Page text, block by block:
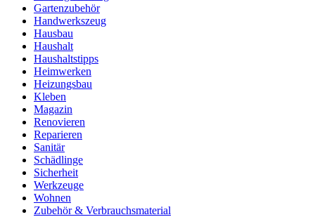
Gartenzubehör
Handwerkszeug
Hausbau
Haushalt
Haushaltstipps
Heimwerken
Heizungsbau
Kleben
Magazin
Renovieren
Reparieren
Sanitär
Schädlinge
Sicherheit
Werkzeuge
Wohnen
Zubehör & Verbrauchsmaterial